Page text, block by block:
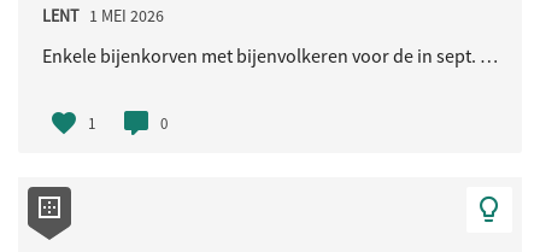
LENT 1 MEI 2026
Enkele bijenkorven met bijenvolkeren voor de in sept. 2026 jubilerende Ecologische Woongemeenschap..
1 0